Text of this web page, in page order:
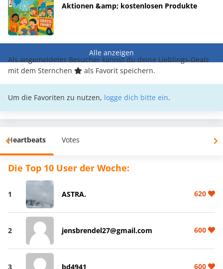
Aktionen &amp; kostenlosen Produkte
Alle anzeigen
Als angemeldeter Besucher kannst du deine Lieblings-Deals
mit dem Sternchen
als Favorit speichern.
Um die Favoriten zu nutzen, logge dich bitte ein.
Heartbeats Votes
Die Top 10 User der Woche:
1 ASTRA. 620
2 jensbrendel27@gmail.com 600
3 bd4941 600